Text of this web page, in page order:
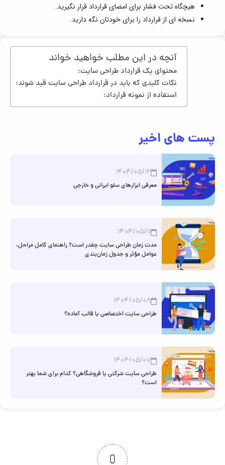
آنچه در این مطلب خواهید خواند
محتوای یک قرارداد طراحی سایت:
نکات کلیدی که باید در قرارداد طراحی سایت قید شوند:
استفاده از نمونه قرارداد:
پست های اخیر
1404/05/12
معرفی ابزارهای سئو ایرانی و خارجی
1404/05/11
مدت زمان طراحی سایت چقدر است؟ راهنمای کامل مراحل،
عوامل مؤثر و جدول زمان‌بندی
1404/05/08
طراحی سایت اختصاصی یا قالب آماده؟
1404/05/07
طراحی سایت شرکتی یا فروشگاهی؟ کدام برای شما بهتر
است؟
هیچگاه تحت فشار برای امضای قرارداد قرار نگیرید.
نسخه ای از قرارداد را برای خودتان نگه دارید.
0